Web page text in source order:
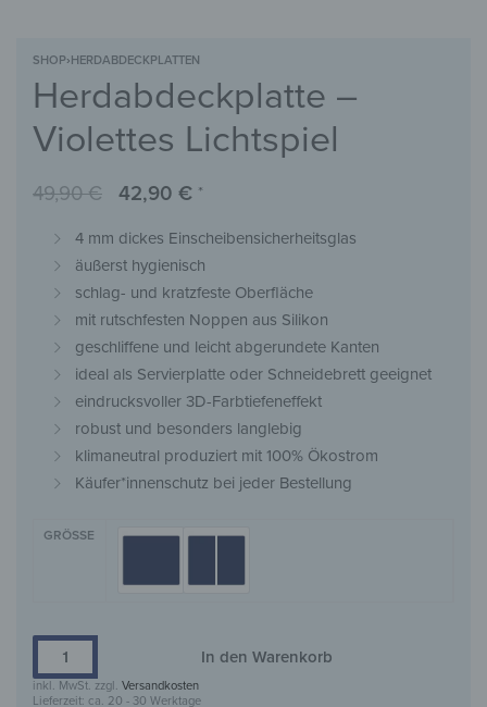
SHOP›HERDABDECKPLATTEN
Herdabdeckplatte –
Violettes Lichtspiel
49,90€ 42,90 € *
4 mm dickes Einscheibensicherheitsglas
äußerst hygienisch
schlag- und kratzfeste Oberfläche
mit rutschfesten Noppen aus Silikon
geschliffene und leicht abgerundete Kanten
ideal als Servierplatte oder Schneidebrett geeignet
eindrucksvoller 3D-Farbtiefeneffekt
robust und besonders langlebig
klimaneutral produziert mit 100% Ökostrom
Käufer*innenschutz bei jeder Bestellung
GRÖSSE
In den Warenkorb
inkl. MwSt. zzgl. Versandkosten
Lieferzeit: ca. 20 - 30 Werktage